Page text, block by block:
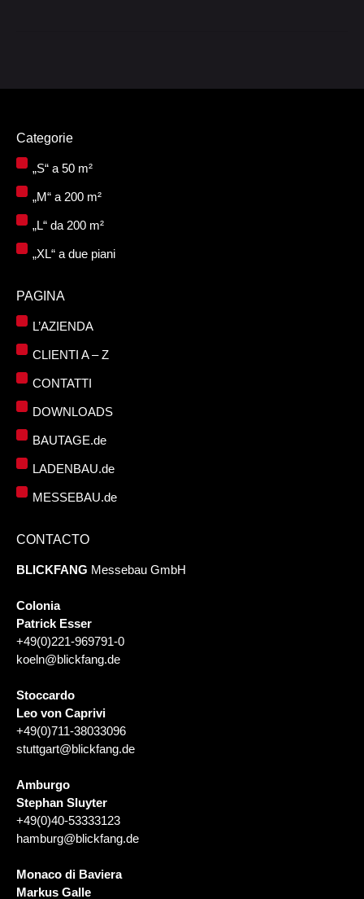
Categorie
„S“ a 50 m²
„M“ a 200 m²
„L“ da 200 m²
„XL“ a due piani
PAGINA
L’AZIENDA
CLIENTI A – Z
CONTATTI
DOWNLOADS
BAUTAGE.de
LADENBAU.de
MESSEBAU.de
CONTACTO
BLICKFANG Messebau GmbH
Colonia
Patrick Esser
+49(0)221-969791-0
koeln@blickfang.de
Stoccardo
Leo von Caprivi
+49(0)711-38033096
stuttgart@blickfang.de
Amburgo
Stephan Sluyter
+49(0)40-53333123
hamburg@blickfang.de
Monaco di Baviera
Markus Galle